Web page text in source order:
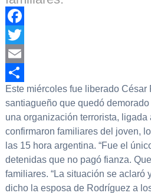
Facebook
Twitter
Email
Compartir
Este miércoles fue liberado César
santiagueño que quedó
una organización terrorista, ligada
confirmaron familiares del joven,
las 15 hora argentina. “Fue el
detenidas que no pagó fianza.
familiares. “La situación se aclaró
dicho la esposa de Rodríguez a